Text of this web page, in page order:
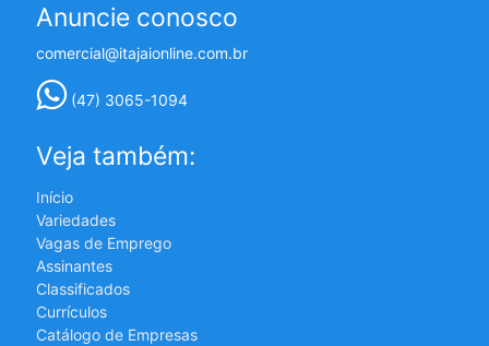
Anuncie conosco
comercial@itajaionline.com.br
(47) 3065-1094
Veja também:
Início
Variedades
Vagas de Emprego
Assinantes
Classificados
Currículos
Catálogo de Empresas